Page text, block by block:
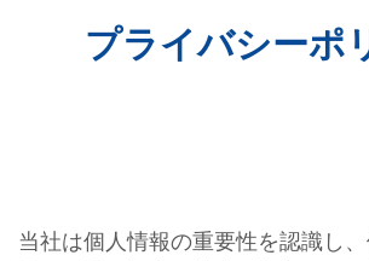
プライバシーポ
当社は個人情報の重要性を認識し